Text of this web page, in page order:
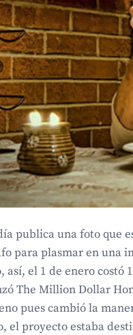
publica una foto que
para plasmar en una
así, el 1 de enero costó
The Million Dollar
pues cambió la
el proyecto estaba